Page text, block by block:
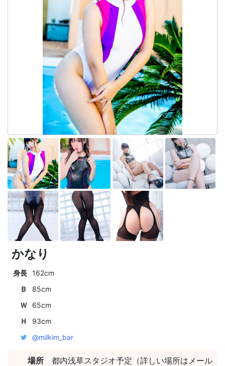
かなり
身長 162cm
Ｂ
85cm
Ｗ
65cm
Ｈ
93cm
@milkim_bar
場所
都内浅草スタジオ予定（詳しい場所はメール